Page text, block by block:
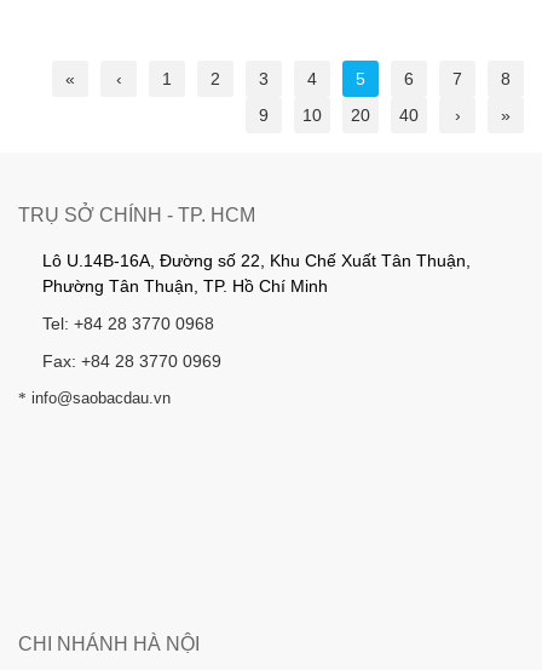
« ‹ 1 2 3 4 5 6 7
8
9
10 20 40 › »
TRỤ SỞ CHÍNH - TP. HCM
Lô U.14B-16A, Đường số 22, Khu Chế Xuất Tân Thuận,
Phường Tân Thuận, TP. Hồ Chí Minh
Tel: +84 28 3770 0968
Fax: +84 28 3770 0969
* info@saobacdau.vn
CHI NHÁNH HÀ NỘI